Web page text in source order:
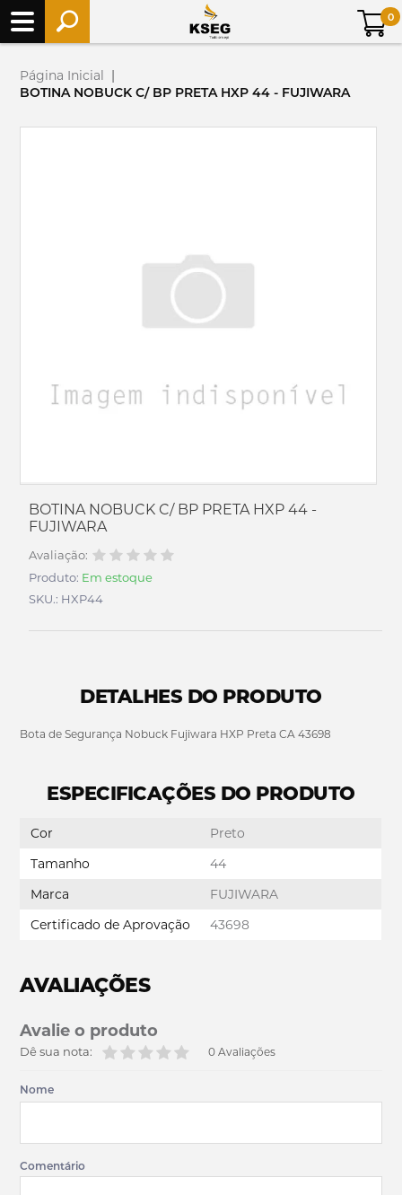
0
Página Inicial |
BOTINA NOBUCK C/ BP PRETA HXP 44 - FUJIWARA
BOTINA NOBUCK C/ BP PRETA HXP 44 -
FUJIWARA
Avaliação:
Produto: Em estoque
SKU.: HXP44
DETALHES DO PRODUTO
Bota de Segurança Nobuck Fujiwara HXP Preta CA 43698
ESPECIFICAÇÕES DO PRODUTO
Cor
Preto
Tamanho
44
Marca
FUJIWARA
Certificado de Aprovação
43698
AVALIAÇÕES
Avalie o produto
0 Avaliações
Dê sua nota:
Nome
Comentário